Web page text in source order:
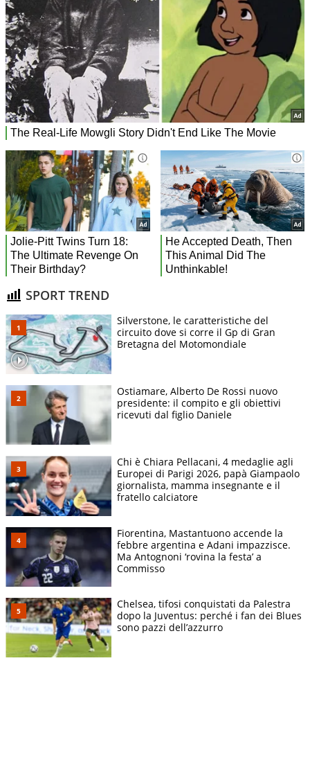
SPORT TREND
Silverstone, le caratteristiche del
circuito dove si corre il Gp di Gran
Bretagna del Motomondiale
Ostiamare, Alberto De Rossi nuovo
presidente: il compito e gli obiettivi
ricevuti dal figlio Daniele
Chi è Chiara Pellacani, 4 medaglie agli
Europei di Parigi 2026, papà Giampaolo
giornalista, mamma insegnante e il
fratello calciatore
Fiorentina, Mastantuono accende la
febbre argentina e Adani impazzisce.
Ma Antognoni ‘rovina la festa’ a
Commisso
Chelsea, tifosi conquistati da Palestra
dopo la Juventus: perché i fan dei Blues
sono pazzi dell’azzurro